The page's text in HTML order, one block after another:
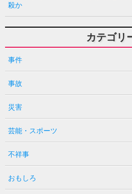
殺か
カテゴリ
事件
事故
災害
芸能・スポーツ
不祥事
おもしろ